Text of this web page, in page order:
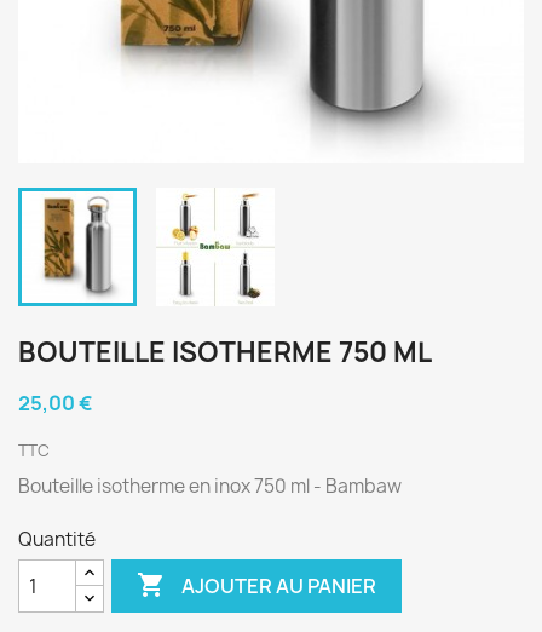
BOUTEILLE ISOTHERME 750 ML
25,00 €
TTC
Bouteille isotherme en inox 750 ml - Bambaw
Quantité
 AJOUTER AU PANIER